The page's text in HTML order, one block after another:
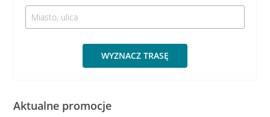
WYZNACZ TRASĘ
Aktualne promocje